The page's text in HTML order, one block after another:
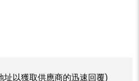
址以獲取供應商的迅速回覆)